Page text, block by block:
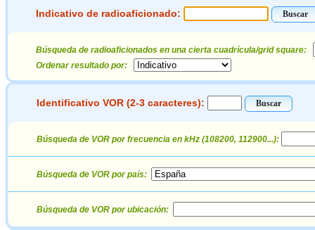
Indicativo de radioaficionado:
Búsqueda de radioaficionados en una cierta cuadrícula/grid square:
Ordenar resultado por:
Identificativo VOR (2-3 caracteres):
Búsqueda de VOR por frecuencia en kHz (108200, 112900...):
Búsqueda de VOR por país:
Búsqueda de VOR por ubicación: